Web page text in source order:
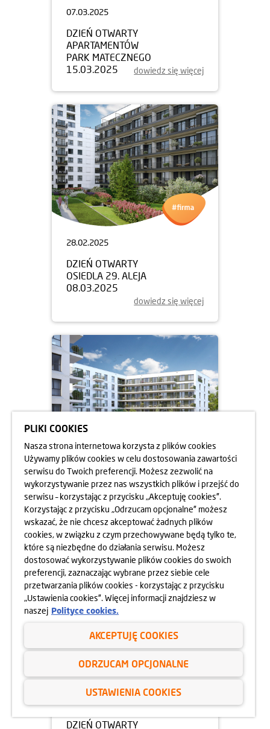
07.03.2025
DZIEŃ OTWARTY
APARTAMENTÓW
PARK MATECZNEGO
15.03.2025
dowiedz się więcej
28.02.2025
DZIEŃ OTWARTY
OSIEDLA 29. ALEJA
08.03.2025
dowiedz się więcej
23.02.2025
DZIEŃ OTWARTY OSIEDLA
GÓRKA NARODOWA
01.03.2025
dowiedz się więcej
07.02.2025
DZIEŃ OTWARTY
PLIKI COOKIES
Nasza strona internetowa korzysta z plików cookies
Używamy plików cookies w celu dostosowania zawartości
serwisu do Twoich preferencji. Możesz zezwolić na
wykorzystywanie przez nas wszystkich plików i przejść do
serwisu – korzystając z przycisku „Akceptuję cookies”.
Korzystając z przycisku „Odrzucam opcjonalne” możesz
wskazać, że nie chcesz akceptować żadnych plików
cookies, w związku z czym przechowywane będą tylko te,
które są niezbędne do działania serwisu. Możesz
dostosować wykorzystywanie plików cookies do swoich
preferencji, zaznaczając wybrane przez siebie cele
przetwarzania plików cookies - korzystając z przycisku
„Ustawienia cookies”. Więcej informacji znajdziesz w
naszej Polityce cookies.
AKCEPTUJĘ COOKIES
ODRZUCAM OPCJONALNE
USTAWIENIA COOKIES